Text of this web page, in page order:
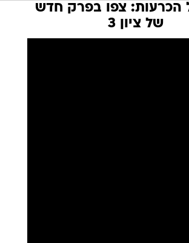
הכרעות: צפו בפרק חדש
של ציון 3